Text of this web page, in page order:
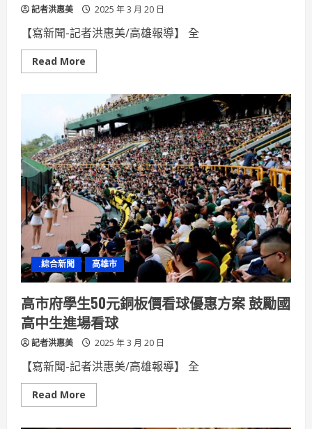
記者洪惠美 2025 年 3 月 20 日
【寫新聞-記者洪惠美/高雄報導】 全
Read More
more
全
國
原
住
民
族
運
動
會
明
日
盛
大
開
幕
10
大
懶
人
包
一
次
掌
握
.綜合新聞 高雄市
高市府學生50元銅板價看球優惠方案 鼓勵國
高中生進場看球
記者洪惠美 2025 年 3 月 20 日
【寫新聞-記者洪惠美/高雄報導】 全
Read More
more